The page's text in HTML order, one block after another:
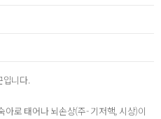
입니다.
로 태어나 뇌손상(주- 기저핵, 시상)이